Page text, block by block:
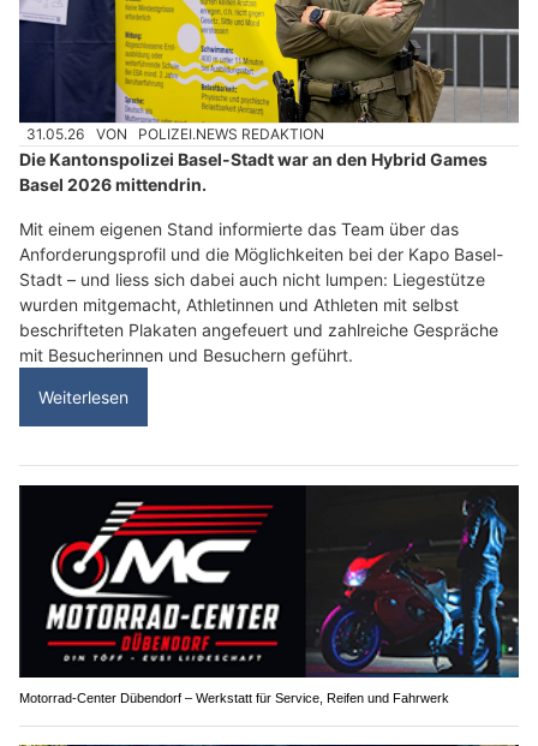
31.05.26 VON POLIZEI.NEWS REDAKTION
Die Kantonspolizei Basel-Stadt war an den Hybrid Games
Basel 2026 mittendrin.
Mit einem eigenen Stand informierte das Team über das
Anforderungsprofil und die Möglichkeiten bei der Kapo Basel-
Stadt – und liess sich dabei auch nicht lumpen: Liegestütze
wurden mitgemacht, Athletinnen und Athleten mit selbst
beschrifteten Plakaten angefeuert und zahlreiche Gespräche
mit Besucherinnen und Besuchern geführt.
Weiterlesen
Motorrad-Center Dübendorf – Werkstatt für Service, Reifen und Fahrwerk